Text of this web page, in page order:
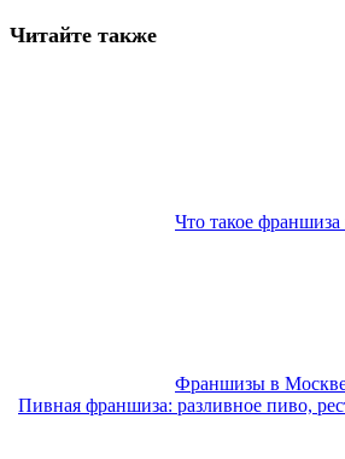
Читайте также
Что такое
Франшизы в
Пивная франшиза: разливное пиво,